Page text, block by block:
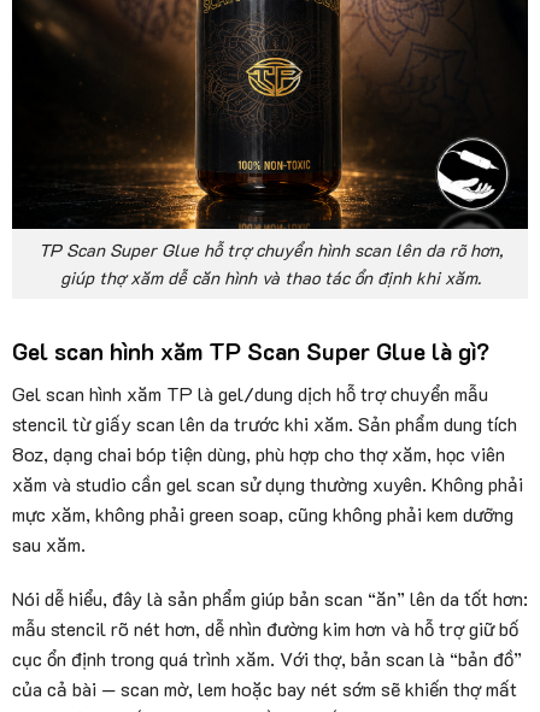
TP Scan Super Glue hỗ trợ chuyển hình scan lên da rõ hơn,
giúp thợ xăm dễ căn hình và thao tác ổn định khi xăm.
Gel scan hình xăm TP Scan Super Glue là gì?
Gel scan hình xăm TP là gel/dung dịch hỗ trợ chuyển mẫu
stencil từ giấy scan lên da trước khi xăm. Sản phẩm dung tích
8oz, dạng chai bóp tiện dùng, phù hợp cho thợ xăm, học viên
xăm và studio cần gel scan sử dụng thường xuyên. Không phải
mực xăm, không phải green soap, cũng không phải kem dưỡng
sau xăm.
Nói dễ hiểu, đây là sản phẩm giúp bản scan “ăn” lên da tốt hơn:
mẫu stencil rõ nét hơn, dễ nhìn đường kim hơn và hỗ trợ giữ bố
cục ổn định trong quá trình xăm. Với thợ, bản scan là “bản đồ”
của cả bài — scan mờ, lem hoặc bay nét sớm sẽ khiến thợ mất